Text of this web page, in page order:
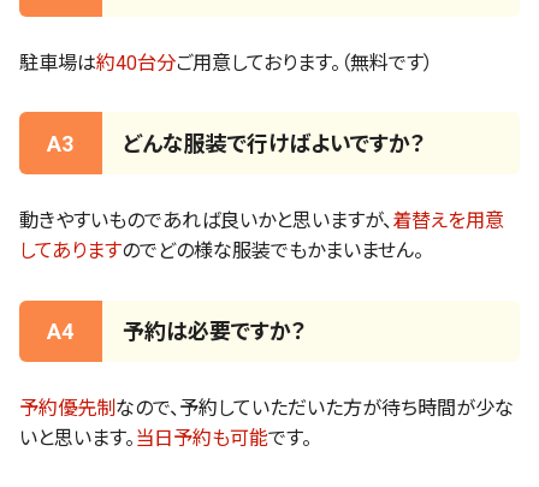
駐車場は約40台分ご用意しております。（無料です）
A3 どんな服装で行けばよいですか？
動きやすいものであれば良いかと思いますが、着替えを用意
してありますのでどの様な服装でもかまいません。
A4 予約は必要ですか？
予約優先制なので、予約していただいた方が待ち時間が少な
いと思います。 当日予約も可能です。